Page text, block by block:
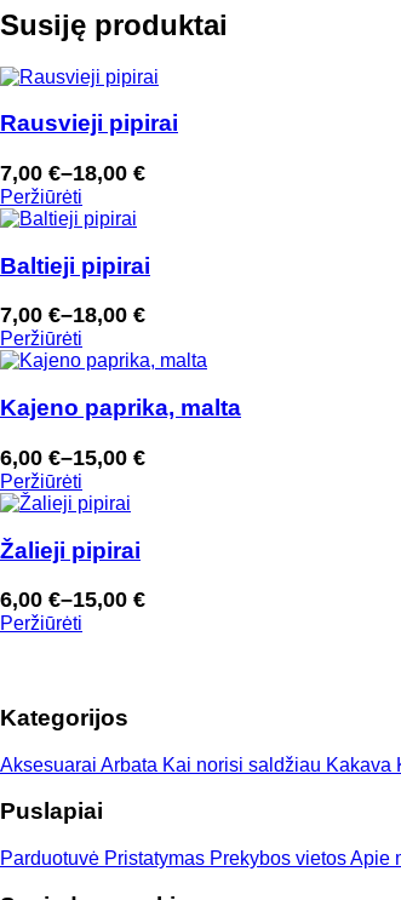
Susiję produktai
Rausvieji pipirai
7,00 €–18,00 €
Price
range:
through
Peržiūrėti
Baltieji pipirai
7,00 €–18,00 €
Price
range:
through
Peržiūrėti
Kajeno paprika, malta
6,00 €–15,00 €
Price
range:
through
Peržiūrėti
Žalieji pipirai
6,00 €–15,00 €
Price
range:
15,00 €
Peržiūrėti
Kategorijos
Aksesuarai Arbata Kai norisi saldžiau Kakava
Puslapiai
Parduotuvė Pristatymas Prekybos vietosApie